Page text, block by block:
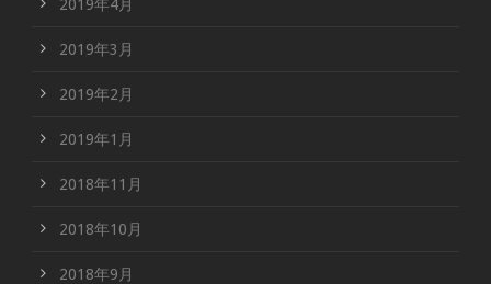
2019年4月
2019年3月
2019年2月
2019年1月
2018年11月
2018年10月
2018年9月